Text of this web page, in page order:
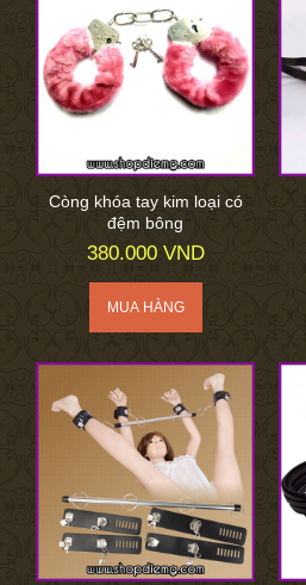
Còng khóa tay kim loại có
đệm bông
380.000 VND